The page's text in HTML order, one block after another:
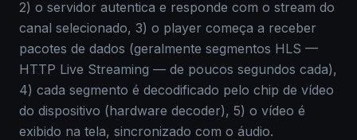
2) o servidor autentica e responde com o stream do
canal selecionado, 3) o player começa a receber
pacotes de dados (geralmente segmentos HLS —
HTTP Live Streaming — de poucos segundos cada),
4) cada segmento é decodificado pelo chip de vídeo
do dispositivo (hardware decoder), 5) o vídeo é
exibido na tela, sincronizado com o áudio.